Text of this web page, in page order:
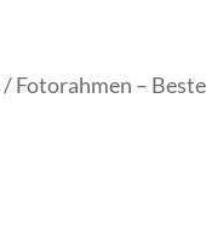
/ Fotorahmen – Beste